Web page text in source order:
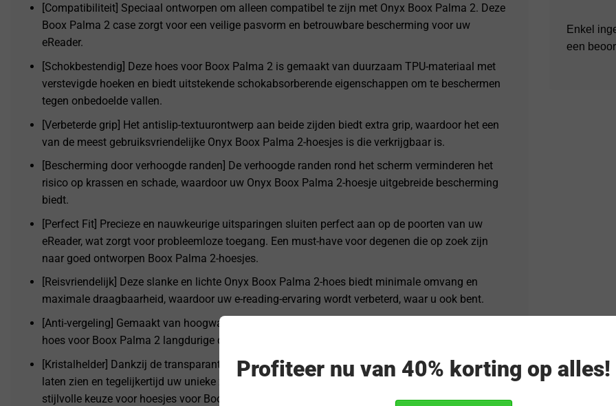
[Compatibiliteit] Speciaal ontworpen om alleen compatibel te zijn met Onyx Boox Palma 2. Deze
Boox Palma 2 case zorgt voor een veilige pasvorm en betrouwbare bescherming voor uw
eReader.
[Schokbestendig] Deze hoes voor Boox Palma 2 is gemaakt van duurzaam TPU-materiaal met
verstevigde hoeken en biedt uitstekende schokabsorberende eigenschappen om te beschermen
tegen onbedoelde vallen.
[Verbeterde grip] Het antislip-textuurontwerp aan beide zijden biedt extra grip, waardoor het een
van de meest gebruiksvriendelijke Onyx Boox Palma 2-hoesjes is die verkrijgbaar is.
[Bescherming door verhoogde randen] De verhoogde randen rond het scherm verminderen het
risico op krassen en schade, waardoor uw Onyx Boox Palma 2-hoesje uitgebreide bescherming
biedt.
[Perfect Fit] Precieze en nauwkeurige uitsparingen sluiten perfect aan op de poorten van uw
eReader, wat zorgt voor probleemloze toegang. Een must-have voor degenen die op zoek zijn
naar goed ontworpen Boox Palma 2-hoesjes.
[Reisvriendelijk] Deze slanke en lichte Onyx Boox Palma 2-hoes biedt minimale omvang en
maximale draagbaarheid, waardoor uw e-reading-ervaring wordt verbeterd, waar u ook bent.
[Anti-vergeling] Gemaakt van hoogwaardig TPU met anti-vergelingstechnologie, garandeert deze
hoes voor Boox Palma 2 langdurige duurzaamheid en helderheid.
[Kristalhelder] Dankzij de transparante achterkant kunt u het originele ontwerp van uw eReader
laten zien en tegelijkertijd uw unieke zelfgemaakte stickeraanpassingen benadrukken. Dit is een
stijlvolle keuze voor hoesjes voor Boox Palma 2.
Enkel
een
Profiteer nu van 40% korting op alles!